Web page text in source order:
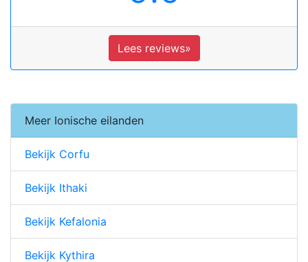
Lees reviews»
Meer Ionische eilanden
Bekijk Corfu
Bekijk Ithaki
Bekijk Kefalonia
Bekijk Kythira